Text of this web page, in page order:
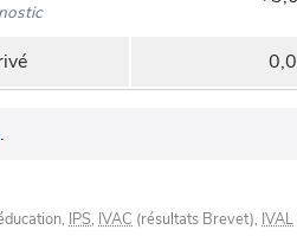
.
IPS, IVAC (résultats Brevet), IVAL